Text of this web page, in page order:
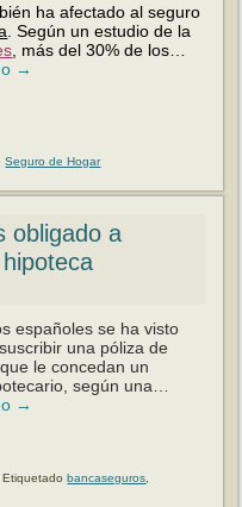
ha afectado al seguro
. Según un estudio de la
, más del 30% de los…
→
Seguro de Hogar
obligado a
españoles se ha visto
una póliza de
le concedan un
según una…
→
Etiquetado bancaseguros